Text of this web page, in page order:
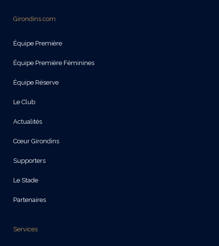
Girondins.com
Équipe Première
Équipe Première Féminines
Équipe Réserve
Le Club
Actualités
Cœur Girondins
Supporters
Le Stade
Partenaires
Services